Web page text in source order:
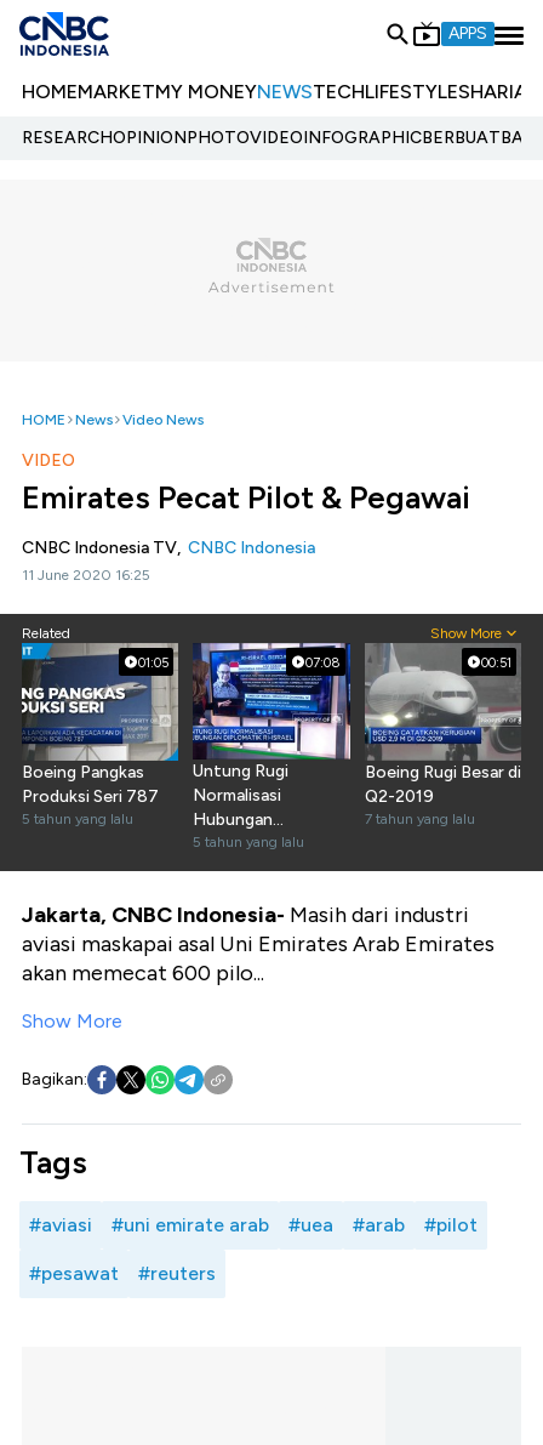
APPS
HOMEMARKETMY MONEYNEWSTECHLIFESTYLESHARIA
RESEARCHOPINIONPHOTOVIDEOINFOGRAPHIC
HOME News Video News
VIDEO
Emirates Pecat Pilot & Pegawai
CNBC Indonesia TV, CNBC Indonesia
11 June 2020 16:25
Related Show More
01:05
Boeing Pangkas
Produksi Seri 787
5 tahun yang lalu
07:08
Untung Rugi
Normalisasi
Hubungan
Diplomatik RI-Israel
5 tahun yang lalu
00:51
Boeing Rugi Besar di
Q2-2019
7 tahun yang lalu
Jakarta, CNBC Indonesia- Masih dari industri
aviasi maskapai asal Uni Emirates Arab Emirates
akan memecat 600 pilo...
Show More
Bagikan:
Tags
#aviasi #uni emirate arab #uea #arab #pilot
#pesawat #reuters